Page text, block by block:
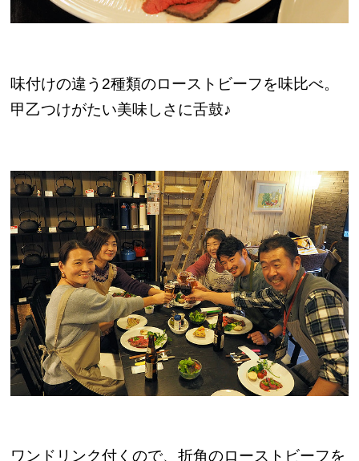
味付けの違う2種類のローストビーフを味比べ。
甲乙つけがたい美味しさに舌鼓♪
ワンドリンク付くので、折角のローストビーフを